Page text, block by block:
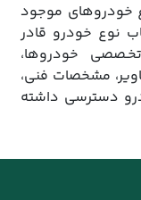
خودروهای موجود
نوع خودرو قادر
خودروها،
مشخصات فنی،
دسترسی داشته